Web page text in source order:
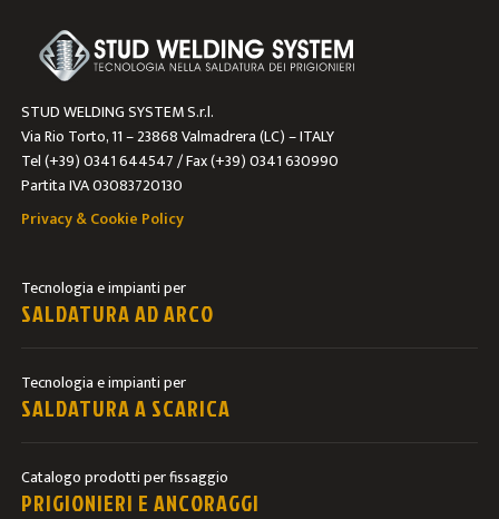
STUD WELDING SYSTEM S.r.l.
Via Rio Torto, 11 – 23868 Valmadrera (LC) – ITALY
Tel (+39) 0341 644547 / Fax (+39) 0341 630990
Partita IVA 03083720130
Privacy & Cookie Policy
Tecnologia e impianti per
SALDATURA AD ARCO
Tecnologia e impianti per
SALDATURA A SCARICA
Catalogo prodotti per fissaggio
PRIGIONIERI E ANCORAGGI